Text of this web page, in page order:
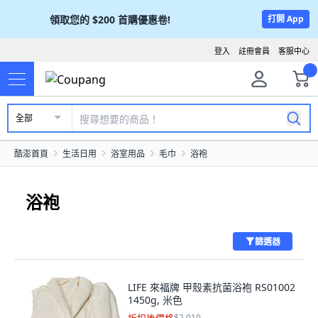
領取您的 $200 首購優惠卷! 打開 App
客服中心
註冊會員
登入
全部
酷澎首頁 生活日用 浴室用品 毛巾 浴袍
浴袍
篩選器
LIFE 來福牌 甲殼素抗菌浴袍 RS01002
1450g, 米色